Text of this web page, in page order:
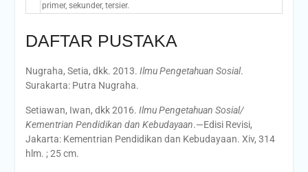
primer, sekunder, tersier.
DAFTAR PUSTAKA
Nugraha, Setia, dkk. 2013. Ilmu Pengetahuan Sosial.
Surakarta: Putra Nugraha.
Setiawan, Iwan, dkk 2016. Ilmu Pengetahuan Sosial/
Kementrian Pendidikan dan Kebudayaan.—Edisi Revisi,
Jakarta: Kementrian Pendidikan dan Kebudayaan. Xiv, 314
hlm. ; 25 cm.